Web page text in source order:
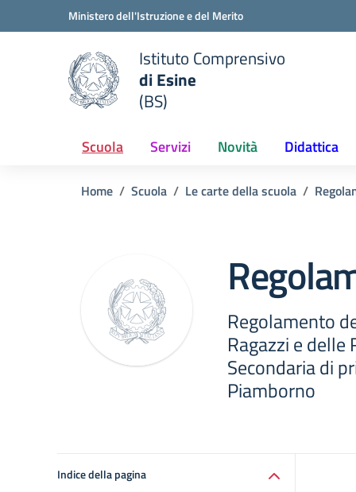
Vai ai contenuti
Vai al menu di navigazioneMinistero dell'Istruzione e del Merito
scuola
Istituto Comprensivo
di Esine
(BS)
Scuola Servizi Novità Didattica
Home Scuola Le carte della scuola
Regolamento
Ragazzi e delle
Secondaria di
Piamborno
Indice della pagina